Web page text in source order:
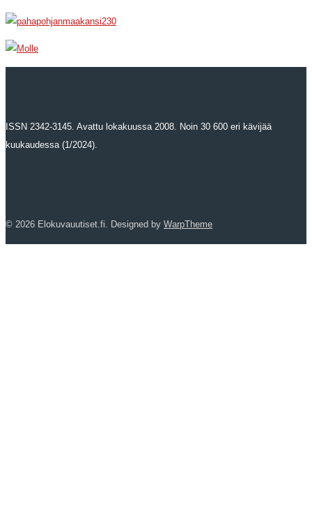
ISSN 2342-3145. Avattu lokakuussa 2008. Noin 30 600 eri kävijää
kuukaudessa (1/2024).
© 2026 Elokuvauutiset.fi. Designed by WarpTheme